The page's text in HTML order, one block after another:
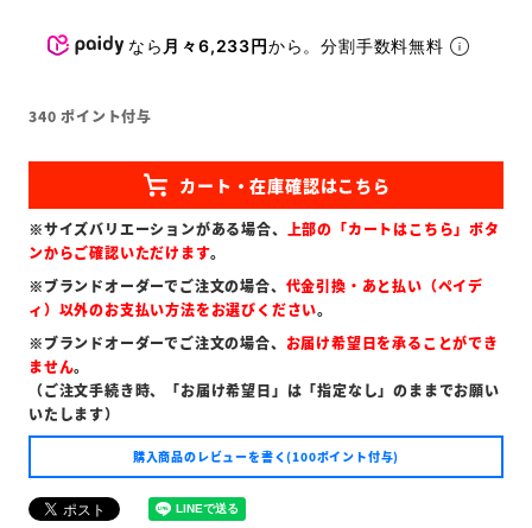
なら 月々6,233円から。分割手数料無料
340 ポイント付与
※サイズバリエーションがある場合、 上部の「カートはこちら」ボタ
ンからご確認いただけます。
※ブランドオーダーでご注文の場合、 代金引換・あと払い（ペイデ
ィ）以外のお支払い方法をお選びください。
※ブランドオーダーでご注文の場合、 お届け希望日を承ることができ
ません。
（ご注文手続き時、「お届け希望日」は「指定なし」のままでお願い
いたします）
購入商品のレビューを書く(100ポイント付与)